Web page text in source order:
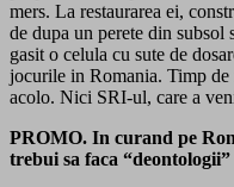
mers. La restaurarea ei,
de dupa un perete din subsol
gasit o celula cu sute de
jocurile in Romania. Timp de
acolo. Nici SRI-ul, care a
PROMO. In curand pe
trebui sa faca